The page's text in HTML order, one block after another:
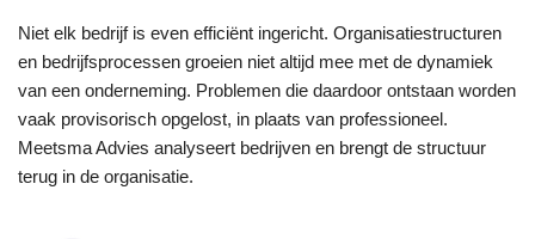
Niet elk bedrijf is even efficiënt ingericht. Organisatiestructuren
en bedrijfsprocessen groeien niet altijd mee met de dynamiek
van een onderneming. Problemen die daardoor ontstaan worden
vaak provisorisch opgelost, in plaats van professioneel.
Meetsma Advies analyseert bedrijven en brengt de structuur
terug in de organisatie.